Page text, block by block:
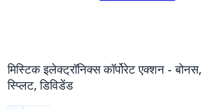
मिस्टिक इलेक्ट्रॉनिक्स कॉर्पोरेट एक्शन - बोनस,
स्प्लिट, डिविडेंड